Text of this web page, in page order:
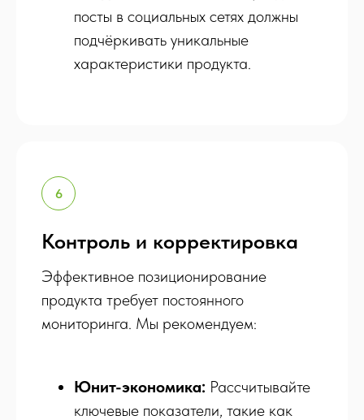
посты в социальных сетях должны
подчёркивать уникальные
характеристики продукта.
Контроль и корректировка
Эффективное позиционирование
продукта требует постоянного
мониторинга. Мы рекомендуем:
Юнит-экономика: Рассчитывайте
ключевые показатели, такие как